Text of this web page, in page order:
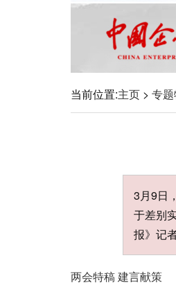
当前位置:主页 > 专
3月9日
于差别
报》记
两会特稿 建言献策